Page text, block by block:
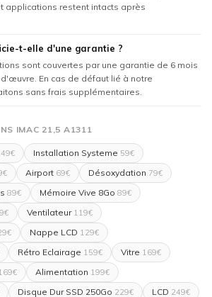
applications restent intacts après
t-elle d'une garantie ?
sont couvertes par une garantie de 6 mois
En cas de défaut lié à notre
sans frais supplémentaires.
IMAC 21,5 A1311
49€ Installation Systeme 59€
Airport 69€ Désoxydation 79€
89€ Mémoire Vive 8Go 89€
Ventilateur119€
Nappe LCD 129€
Rétro Eclairage 159€ Vitre 169€
Alimentation 199€
Disque Dur SSD 250Go 229€ LCD 249€